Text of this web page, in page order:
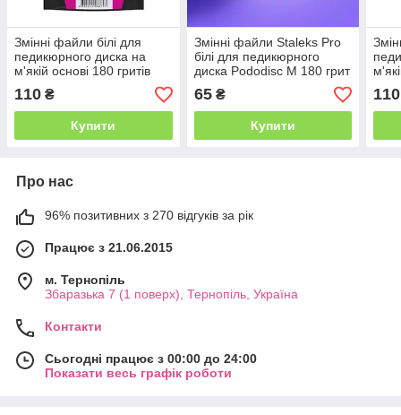
Змінні файли білі для
педикюрного диска на
м'якій основі 180 гритів
Staleks Pro Pododisc M, 50
шт
110 ₴
Купити
Змінні файли Staleks Pro
білі для педикюрного
диска Pododisc M 180 грит
65₴
Купити
шт
110
Про нас
96% позитивних з 270 відгуків за рік
Працює з 21.06.2015
м. Тернопіль
Збаразька 7 (1 поверх), Тернопіль, Україна
Контакти
Сьогодні працює з 00:00 до 24:00
Показати весь графік роботи